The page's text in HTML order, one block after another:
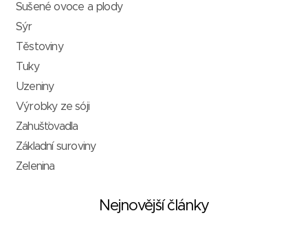
Sušené ovoce a plody
Sýr
Těstoviny
Tuky
Uzeniny
Výrobky ze sóji
Zahušťovadla
Základní suroviny
Zelenina
Nejnovější články